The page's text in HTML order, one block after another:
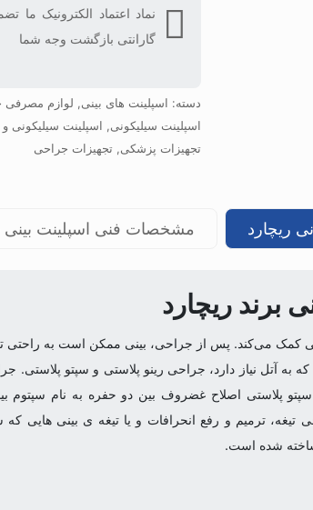
نماد اعتماد الکترونیک ما
گارانتی بازگشت وجه شما
دسته: اسپلینت های بینی, لوازم مصرفی
اسپلینت سیلیکونی, اسپلینت سیلیکونی
تجهیزات پزشکی, تجهیزات جراحی
ریچارد مشخصات فنی اسپلینت بینی
برند ریچارد
کمک می‌کند. پس از جراحی، بینی ممکن است به راحتی
به آتل نیاز دارد، جراحی رینو پلاستی و سپتو پلاستی.
پلاستی اصلاح غضروف بین دو حفره به نام سپتوم
تیغه، ترمیم و رفع انحرافات و یا تیغه ی بینی هایی
شده است.